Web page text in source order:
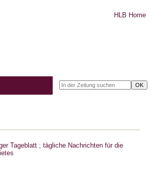
HLB Home
Tageblatt ; tägliche Nachrichten für die